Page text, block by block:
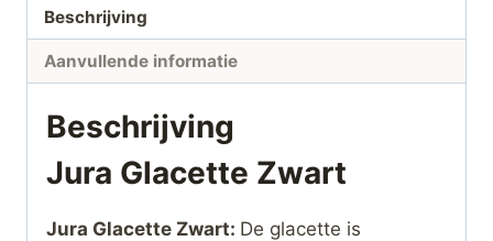
Beschrijving
Aanvullende informatie
Beschrijving
Jura Glacette Zwart
Jura Glacette Zwart: De glacette is